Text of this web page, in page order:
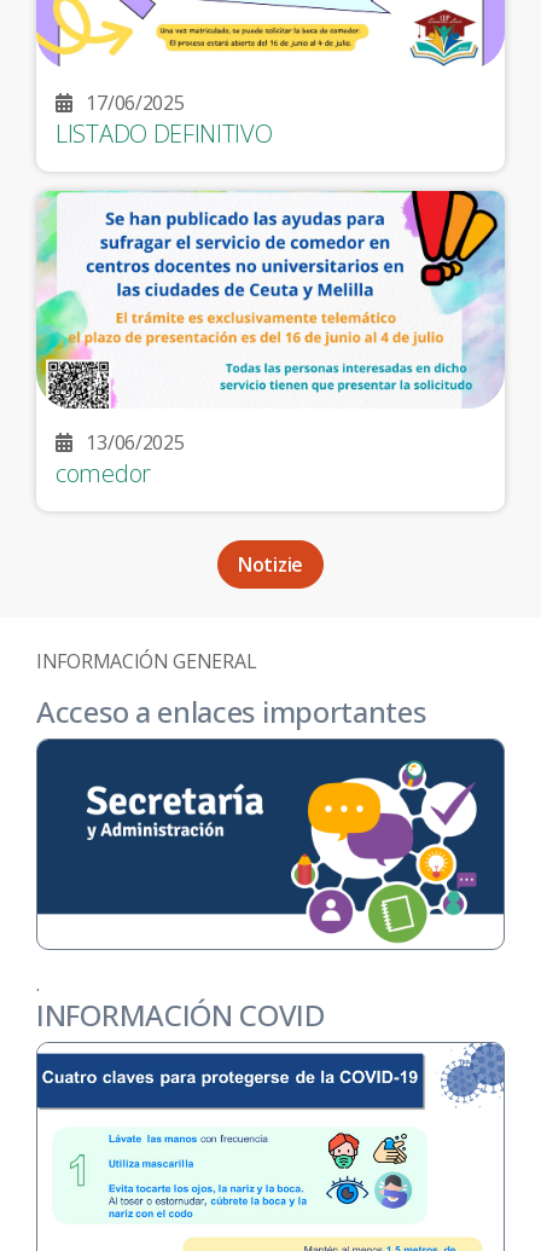
17/06/2025
LISTADO DEFINITIVO
13/06/2025
comedor
Notizie
INFORMACIÓN GENERAL
Acceso a enlaces importantes
.
INFORMACIÓN COVID